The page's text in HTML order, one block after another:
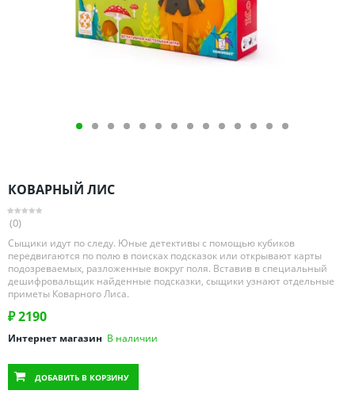
Оренбургская область
Пензенская область
Рязанская область
Саратовская область
Свердловская область
Смоленская область
Ставропольский край
Тамбовская область
Татарстан
Тверская область
Тюменская область
КОВАРНЫЙ ЛИС
(0)
Сыщики идут по следу. Юные детективы с помощью кубиков
передвигаются по полю в поисках подсказок или открывают карты
подозреваемых, разложенные вокруг поля. Вставив в специальный
дешифровальщик найденные подсказки, сыщики узнают отдельные
приметы Коварного Лиса.
₽2190
Интернет магазин В наличии
ДОБАВИТЬ В КОРЗИНУ